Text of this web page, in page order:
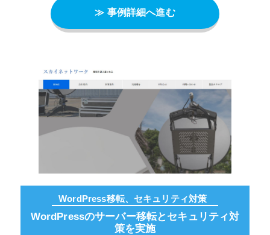
≫ 事例詳細へ進む
WordPress移転、セキュリティ対策
WordPressのサーバー移転とセキュリティ対
策を実施